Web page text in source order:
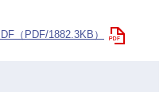
（PDF/1882.3KB）